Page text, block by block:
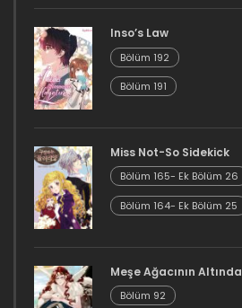
Bölüm 93
1 Ocak 2023
1 Ocak 2023
Bölüm 91
1 Ocak 2023
Bölüm 90
1 Ocak 2023
Inso’s Law
Bölüm 192
Bölüm 191
Miss Not-So Sidekick
Bölüm 165- Ek Bölüm 26
Bölüm 164- Ek Bölüm 25
Meşe Ağacının Altında
Bölüm 92